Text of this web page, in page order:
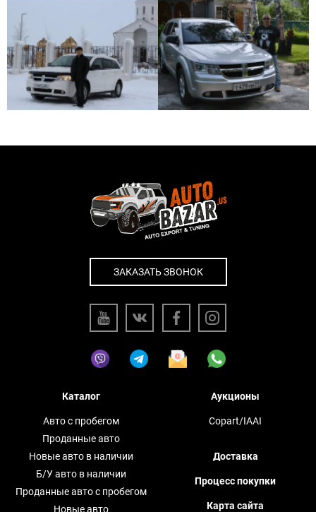
ЗАКАЗАТЬ ЗВОНОК
Каталог
Авто с пробегом
Проданные авто
Новые авто в наличии
Б/У авто в наличии
Проданные авто с пробегом
Новые авто
Аукционы
Copart/IAAI
Доставка
Процесс покупки
Карта сайта